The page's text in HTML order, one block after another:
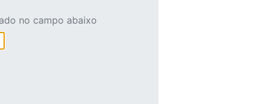
no campo abaixo